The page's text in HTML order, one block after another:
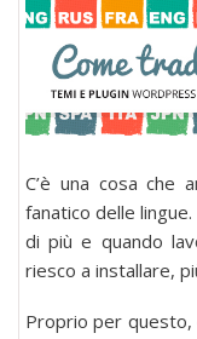
C’è una cosa che
fanatico delle
di più e quando
riesco a installare,
Proprio per